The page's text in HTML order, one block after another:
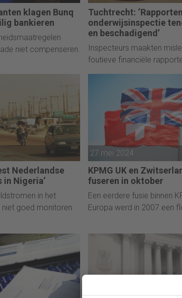
klagen Bunq
bankieren
niet compenseren.
Tuchtrecht: ‘Rapporten
onderwijsinspectie
en beschadigend’
Inspecteurs maakten
foutieve financiële
Nederlandse
in Nigeria’
in het
niet goed monitoren
27 mei 2024
KPMG UK en
fuseren in oktober
Een eerdere fusie binnen
Europa werd in 2007 een